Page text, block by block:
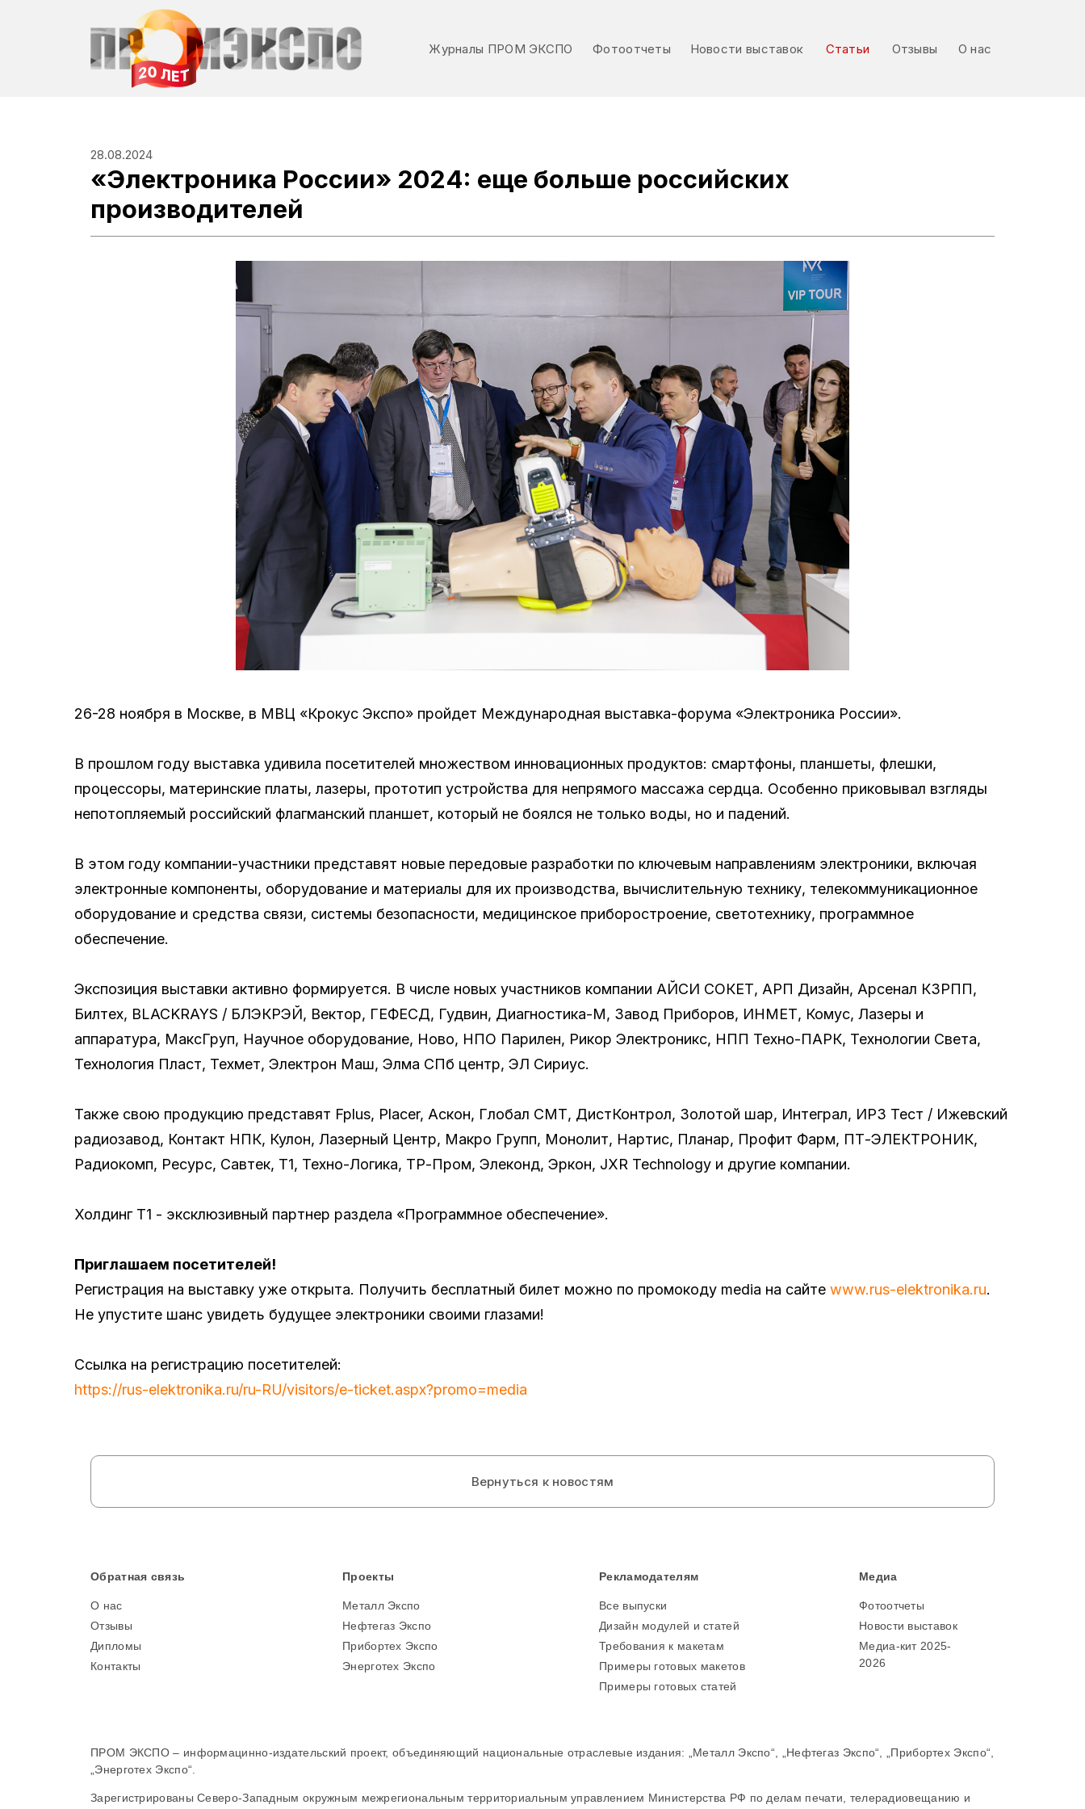
О нас
Отзывы
Статьи
Новости выставок
Фотоотчеты
Журналы ПРОМ ЭКСПО
28.08.2024
«Электроника России» 2024: еще больше российских
производителей
26-28 ноября в Москве, в МВЦ «Крокус Экспо» пройдет Международная выставка-форума «Электроника России».
В прошлом году выставка удивила посетителей множеством инновационных продуктов: смартфоны, планшеты, флешки,
процессоры, материнские платы, лазеры, прототип устройства для непрямого массажа сердца. Особенно приковывал взгляды
непотопляемый российский флагманский планшет, который не боялся не только воды, но и падений.
В этом году компании-участники представят новые передовые разработки по ключевым направлениям электроники, включая
электронные компоненты, оборудование и материалы для их производства, вычислительную технику, телекоммуникационное
оборудование и средства связи, системы безопасности, медицинское приборостроение, светотехнику, программное
обеспечение.
Экспозиция выставки активно формируется. В числе новых участников компании АЙСИ СОКЕТ, АРП Дизайн, Арсенал КЗРПП,
Билтех, BLACKRAYS / БЛЭКРЭЙ, Вектор, ГЕФЕСД, Гудвин, Диагностика-М, Завод Приборов, ИНМЕТ, Комус, Лазеры и
аппаратура, МаксГруп, Научное оборудование, Ново, НПО Парилен, Рикор Электроникс, НПП Техно-ПАРК, Технологии Света,
Технология Пласт, Техмет, Электрон Маш, Элма СПб центр, ЭЛ Сириус.
Также свою продукцию представят Fplus, Placer, Аскон, Глобал СМТ, ДистКонтрол, Золотой шар, Интеграл, ИРЗ Тест / Ижевский
радиозавод, Контакт НПК, Кулон, Лазерный Центр, Макро Групп, Монолит, Нартис, Планар, Профит Фарм, ПТ-ЭЛЕКТРОНИК,
Радиокомп, Ресурс, Савтек, Т1, Техно-Логика, ТР-Пром, Элеконд, Эркон, JXR Technology и другие компании.
Холдинг Т1 - эксклюзивный партнер раздела «Программное обеспечение».
Приглашаем посетителей!
Регистрация на выставку уже открыта. Получить бесплатный билет можно по промокоду media на сайте www.rus-elektronika.ru.
Не упустите шанс увидеть будущее электроники своими глазами!
Ссылка на регистрацию посетителей:
https://rus-elektronika.ru/ru-RU/visitors/e-ticket.aspx?promo=media
Вернуться к новостям
Новости выставок
Фотоотчеты
Контакты
Обратная связь
О нас
Отзывы
Дипломы
Проекты
Металл Экспо
Нефтегаз Экспо
Прибортех Экспо
Энерготех Экспо
Рекламодателям
Все выпуски
Дизайн модулей и статей
Требования к макетам
Примеры готовых макетов
Медиа
Медиа-кит 2025-
2026
Примеры готовых статей
Зарегистрированы Северо-Западным окружным межрегиональным территориальным управлением Министерства РФ по делам печати, телерадиовещанию и
ПРОМ ЭКСПО – информацинно-издательский проект, объединяющий национальные отраслевые издания: „Металл Экспо“, „Нефтегаз Экспо“, „Прибортех Экспо“,
„Энерготех Экспо“.